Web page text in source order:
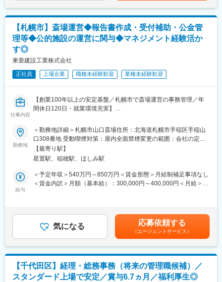
【将来的なキャリア】
まずは担当現場（常駐または兼務）で、当社のルール・運用を理
解しながら事務業務を担当いただきます。将来的には、現場事務
（総務、経理、安全環境）、営業部門へ異動の可能性もありま
変更の範囲：会社の定める業務
■同社沿革：
橋や道路、トンネル、建築物といったコンクリート構造物。これ
保つための補修・補強などのメンテナンスが不可欠です。当社に
棟梁として建立に携わった本願寺尾崎別院が創業の瞬間でした。
物を世に残してきました。昭和初期には「橋の錢高組」の異名を
とり、勝鬨橋や旧瀬田唐橋など数多くの橋の施工実績を残してい
■同社魅力：
同社は創業300年を超える中堅ゼネコンです。直近では、建築事
業においてはつくば市で環境共生型のショップ＆オフィス、ホテ
開発工事を設計施工で手掛け、土木事業においてはアフリカウガ
ンダで東アフリカ最大の斜張橋、建設費が100億円を超える北陸
る気や熱意があり、技術力も伴っている人材には成長や昇進のチ
ャンスを多く与えられる風土があります。
【札幌市】斎場運営◆報告書作成・受付補助・公金管
理等◆公的施設の運営に関与◆マネジメント経験活か
す◎
東亜建設工業株式会社
正社員 上場企業 職種未経験歓迎 業種未経験歓迎
仕事内容
【創業100年以上の安定基盤／札幌市で斎場運営の事務管理／年
間休日120日・就業環境充実】
＼＼この求人のポイント／／
・斎場運営を支える事務管理ポジション
・創業100年以上企業×公共施設運営
■求人概要
当社は、海上土木工事をはじめ、陸上土木・建築分野においても
豊富な実績を有する総合建設会社です。
本ポジションは、第2期札幌山口斎場運営株式会社への出向として
札幌市手稲区にある山口斎場の運営に関わる事務および管理業務
全般をお任せいたします。
■業務詳細
・各種報告書や計画書類の作成および取りまとめ業務
勤務地
＜勤務地詳細＞札幌市山口斎場住所：北海道札幌市手稲区手稲山
口308番地 受動喫煙対策：屋内全面禁煙変更の範囲：会社の定め
る事業所
【最寄り駅】
星置駅、稲穂駅、ほしみ駅
給与
＜予定年収＞540万円～850万円＜賃金形態＞月給制補足事項なし
＜賃金内訳＞月額（基本給）：300,000円～400,000円＜月給＞
選考を通じて上下する可能性があります。月給(月額)は固定手当を
含めた表記です。
気になる 応募依頼する
（エージェントサービス）
【千代田区】経理・総務事務（将来の管理職候補）／
スタンダード上場で安定／賞与6.7ヵ月／福利厚生◎